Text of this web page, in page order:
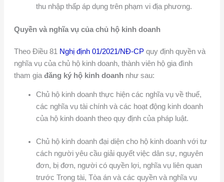
thu nhập thấp áp dụng trên phạm vi địa phương.
Quyền và nghĩa vụ của chủ hộ kinh doanh
Theo Điều 81 Nghị định 01/2021/NĐ-CPquy định quyền và
nghĩa vụ của chủ hộ kinh doanh, thành viên hộ gia đình
tham gia đăng ký hộ kinh doanhnhư sau:
Chủ hộ kinh doanh thực hiện các nghĩa vụ về thuế,
các nghĩa vụ tài chính và các hoạt động kinh doanh
của hộ kinh doanh theo quy định của pháp luật.
Chủ hộ kinh doanh đại diện cho hộ kinh doanh với tư
cách người yêu cầu giải quyết việc dân sự, nguyên
đơn, bị đơn, người có quyền lợi, nghĩa vụ liên quan
trước Trọng tài, Tòa án và các quyền và nghĩa vụ